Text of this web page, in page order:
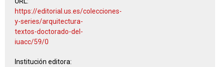
https://editorial.us.es/colecciones-
y-series/arquitectura-
textos-doctorado-del-
iuacc/59/0
Institución editora: